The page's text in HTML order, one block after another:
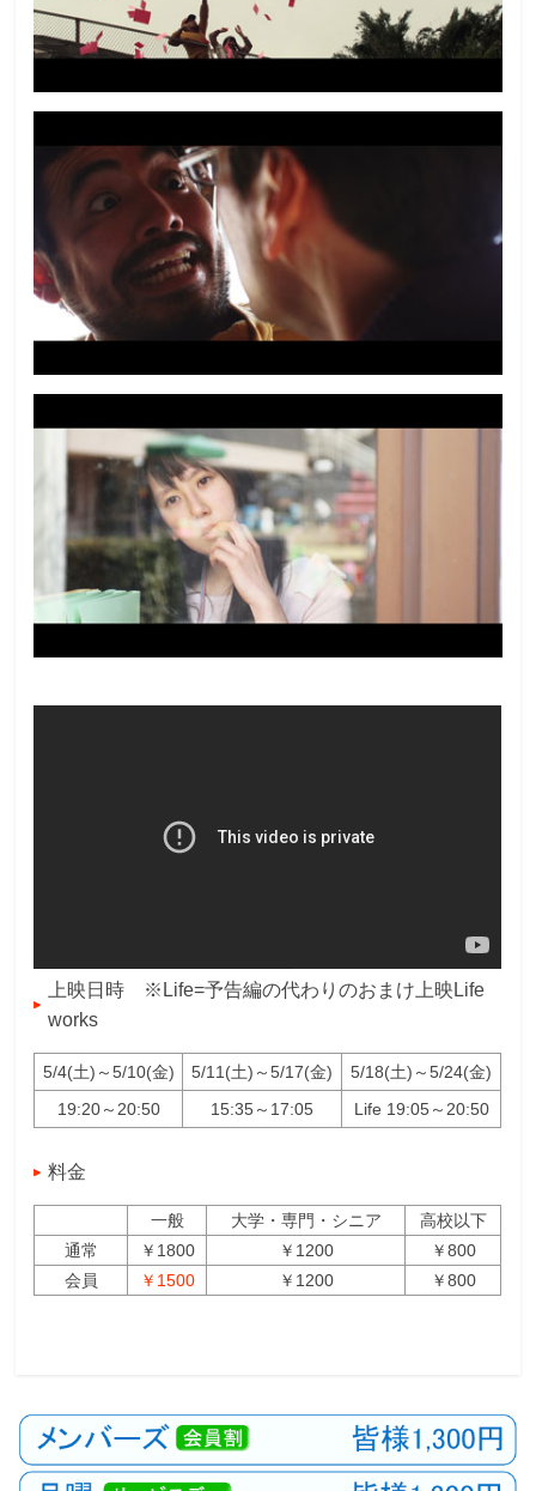
上映日時 ※Life=予告編の代わりのおまけ上映Life
works
5/4(土)～5/10(金) 5/11(土)～5/17(金)
5/18(土)～5/24(金)
19:20～20:50
15:35～17:05 Life 19:05～20:50
料金
一般 大学・専門・シニア
高校以下
通常
￥1800 ￥1200
￥800
会員
￥1500 ￥1200 ￥800